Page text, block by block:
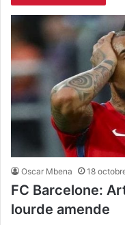
Oscar Mbena 18
FC Barcelone:
lourde amende